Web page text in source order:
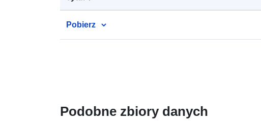
Pobierz
Podobne zbiory danych